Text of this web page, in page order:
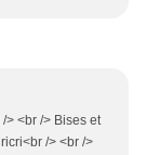
> <br /> Bises et
/> <br />